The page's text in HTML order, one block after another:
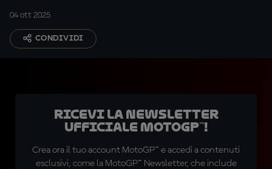
04 ott 2025
CONDIVIDI
Ricevi la newsletter
ufficiale MotoGP™!
Crea ora il tuo account MotoGP™ e accedi a contenuti
esclusivi, come la MotoGP™ Newsletter, che include